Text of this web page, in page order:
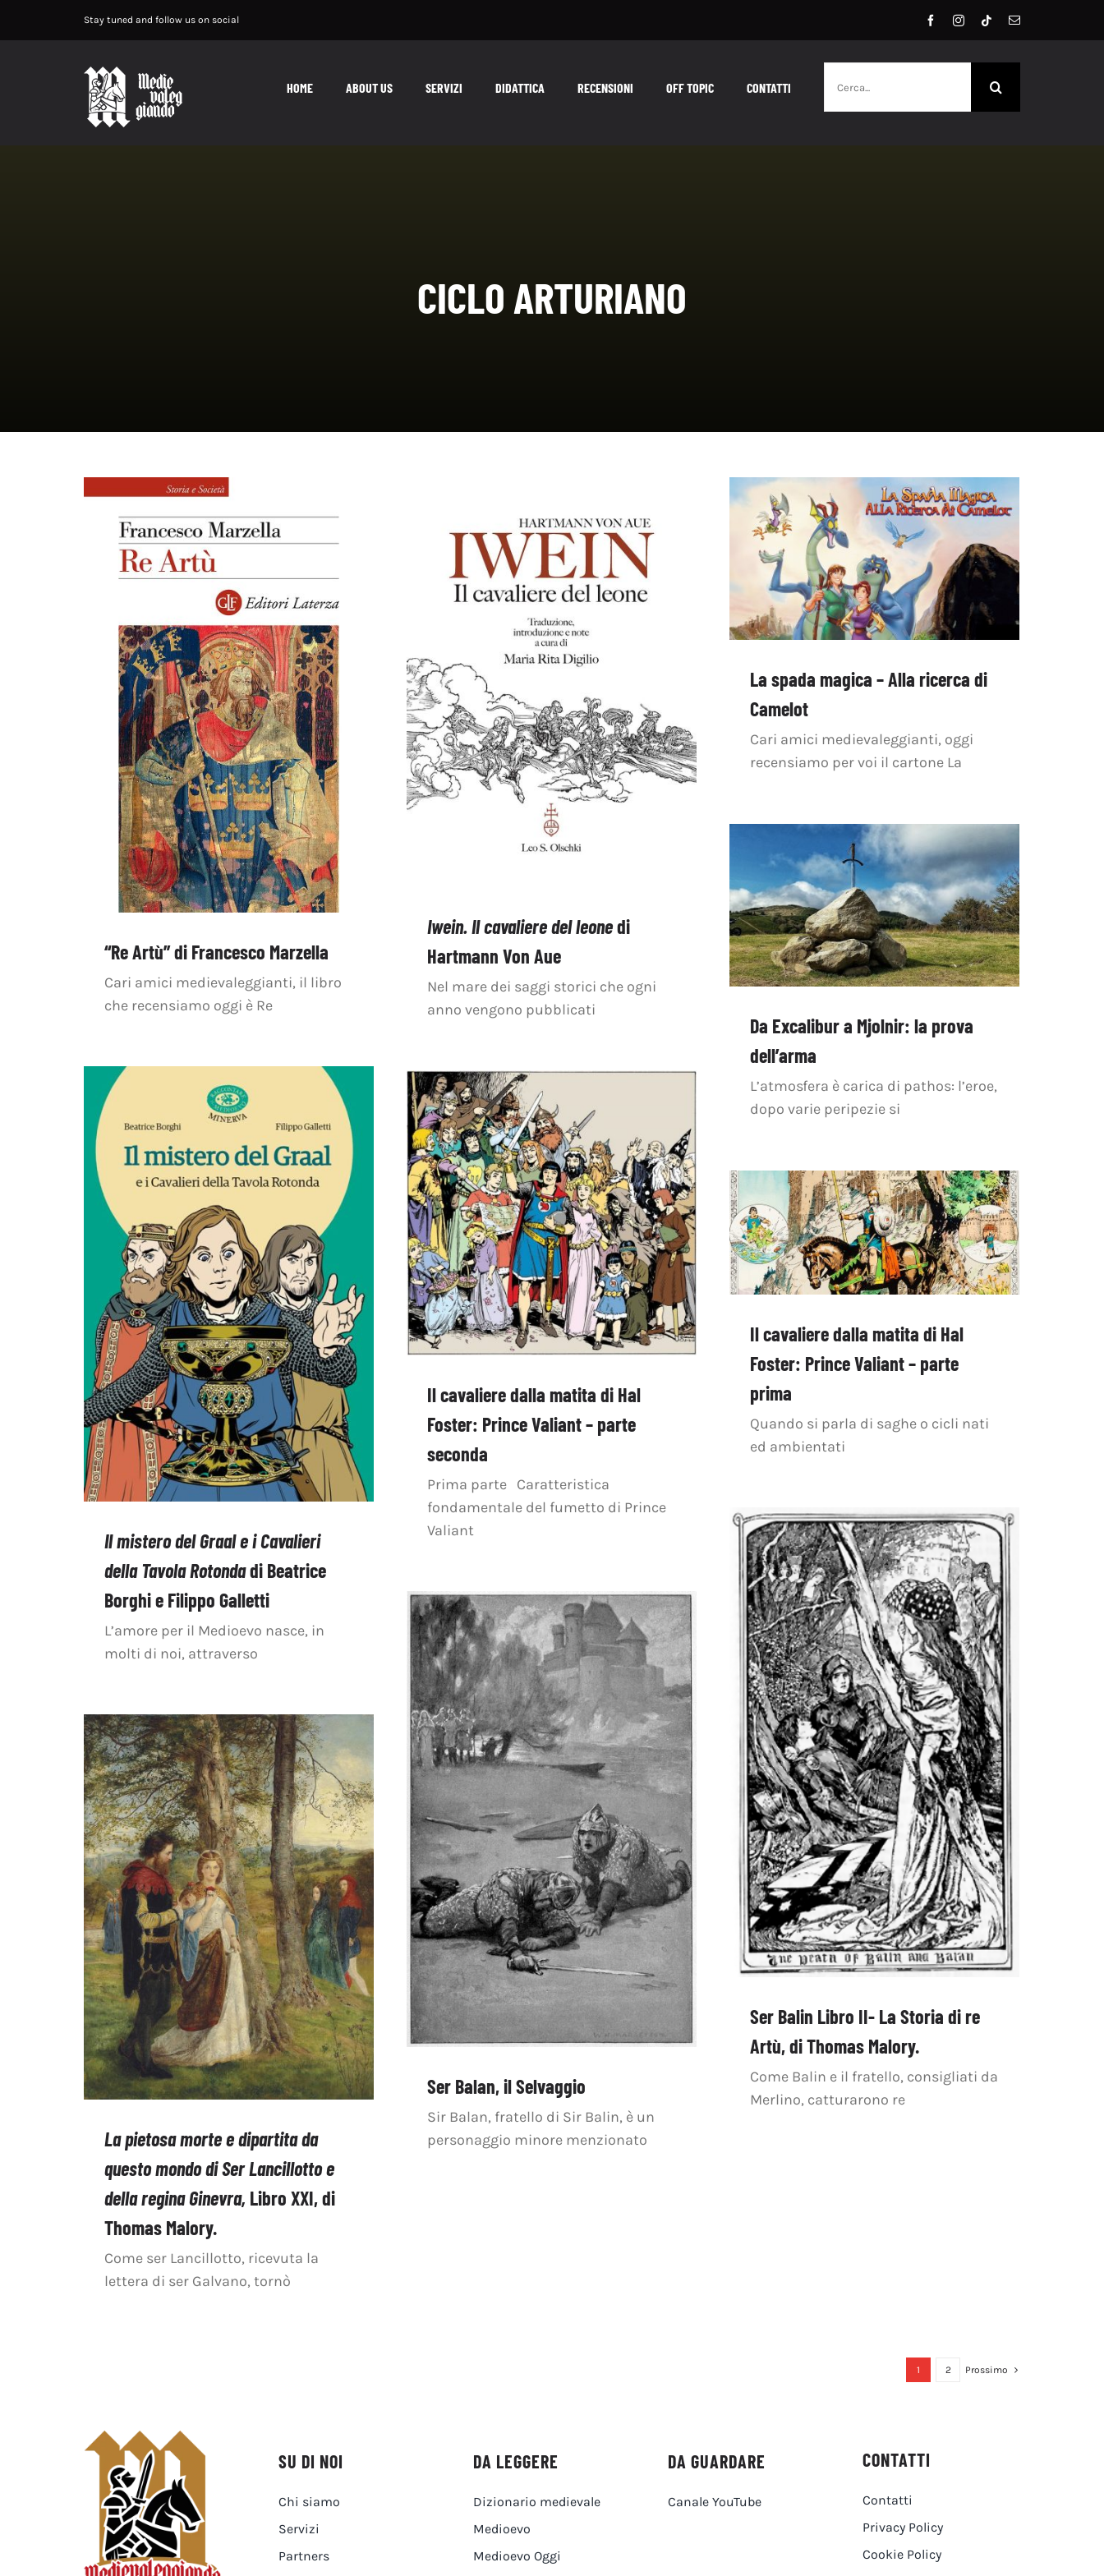
Stay tuned and follow us on social
HOME ABOUT US SERVIZI DIDATTICA RECENSIONI OFF TOPIC CONTATTI
per:
CICLO ARTURIANO
“Re Artù” di Francesco Marzella
Cari amici medievaleggianti, il libro
che recensiamo oggi è Re
Iwein. Il cavaliere del leonedi
Hartmann Von Aue
Nel mare dei saggi storici che ogni
anno vengono pubblicati
La spada magica – Alla ricerca di
Camelot
Cari amici medievaleggianti, oggi
recensiamo per voi il cartone La
Da Excalibur a Mjolnir: la prova
dell’arma
L’atmosfera è carica di pathos: l’eroe,
dopo varie peripezie si
Il mistero del Graal e i Cavalieri
della Tavola Rotondadi Beatrice
Borghi e Filippo Galletti
L’amore per il Medioevo nasce, in
molti di noi, attraverso
Il cavaliere dalla matita di Hal
Foster: Prince Valiant – parte
seconda
Prima parte Caratteristica
fondamentale del fumetto di Prince
Valiant
Il cavaliere dalla matita di Hal
Foster: Prince Valiant – parte
prima
Quando si parla di saghe o cicli nati
ed ambientati
Ser Balin Libro II- La Storia di re
Artù, di Thomas Malory.
Come Balin e il fratello, consigliati da
Merlino, catturarono re
Ser Balan, il Selvaggio
Sir Balan, fratello di Sir Balin, è un
personaggio minore menzionato
La pietosa morte e dipartita da
questo mondo di Ser Lancillotto e
della regina Ginevra, Libro XXI, di
Thomas Malory.
Come ser Lancillotto, ricevuta la
lettera di ser Galvano, tornò
1 2 Prossimo
SU DI NOI
Chi siamo
Servizi
Partners
DA LEGGERE
Dizionario medievale
Medioevo
Medioevo Oggi
DA GUARDARE
Canale YouTube
CONTATTI
Contatti
Privacy Policy
Cookie Policy